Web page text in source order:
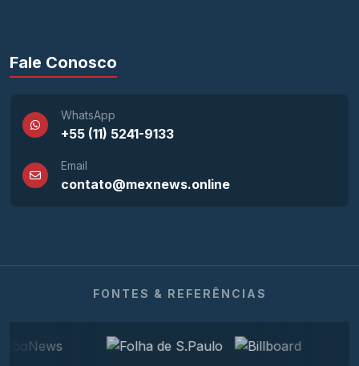
Fale Conosco
WhatsApp
+55 (11) 5241-9133
Email
contato@mexnews.online
FONTES & REFERÊNCIAS